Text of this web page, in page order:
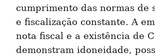
cumprimento das normas de
e fiscalização constante. A
nota fiscal e a existência de
demonstram idoneidade,